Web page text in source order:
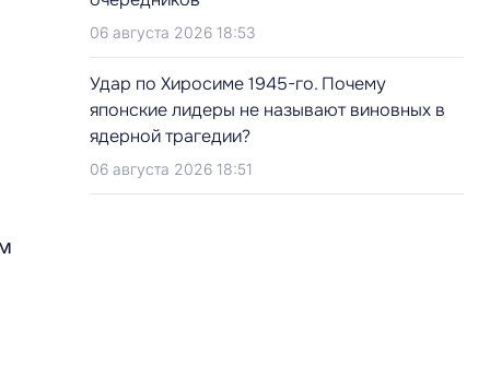
06 августа 2026 18:53
Удар по Хиросиме 1945-го. Почему
японские лидеры не называют виновных в
ядерной трагедии?
06 августа 2026 18:51